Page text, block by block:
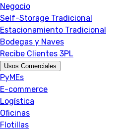
Negocio
Self-Storage Tradicional
Estacionamiento Tradicional
Bodegas y Naves
Recibe Clientes 3PL
Usos Comerciales
PyMEs
E-commerce
Logística
Oficinas
Flotillas